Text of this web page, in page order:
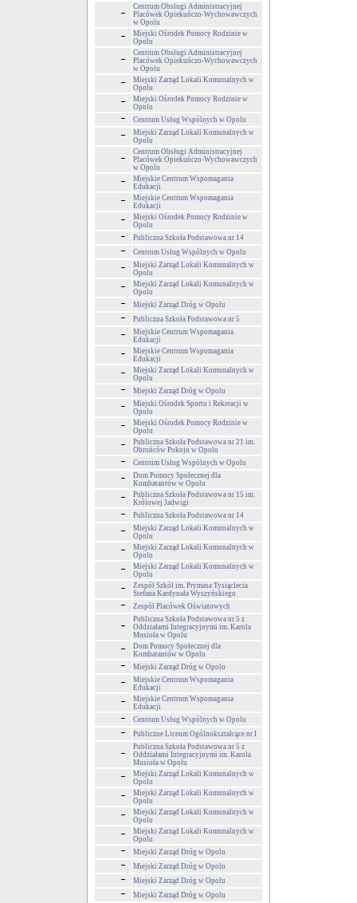
Centrum Obsługi Administracyjnej
Placówek Opiekuńczo-Wychowawczych
w Opolu
Miejski Ośrodek Pomocy Rodzinie w
Opolu
Centrum Obsługi Administracyjnej
Placówek Opiekuńczo-Wychowawczych
w Opolu
Miejski Zarząd Lokali Komunalnych w
Opolu
Miejski Ośrodek Pomocy Rodzinie w
Opolu
Centrum Usług Wspólnych w Opolu
Miejski Zarząd Lokali Komunalnych w
Opolu
Centrum Obsługi Administracyjnej
Placówek Opiekuńczo-Wychowawczych
w Opolu
Miejskie Centrum Wspomagania
Edukacji
Miejskie Centrum Wspomagania
Edukacji
Miejski Ośrodek Pomocy Rodzinie w
Opolu
Publiczna Szkoła Podstawowa nr 14
Centrum Usług Wspólnych w Opolu
Miejski Zarząd Lokali Komunalnych w
Opolu
Miejski Zarząd Lokali Komunalnych w
Opolu
Miejski Zarząd Dróg w Opolu
Publiczna Szkoła Podstawowa nr 5
Miejskie Centrum Wspomagania
Edukacji
Miejskie Centrum Wspomagania
Edukacji
Miejski Zarząd Lokali Komunalnych w
Opolu
Miejski Zarząd Dróg w Opolu
Miejski Ośrodek Sportu i Rekreacji w
Opolu
Miejski Ośrodek Pomocy Rodzinie w
Opolu
Publiczna Szkoła Podstawowa nr 21 im.
Obrońców Pokoju w Opolu
Centrum Usług Wspólnych w Opolu
Dom Pomocy Społecznej dla
Kombatantów w Opolu
Publiczna Szkoła Podstawowa nr 15 im.
Królowej Jadwigi
Publiczna Szkoła Podstawowa nr 14
Miejski Zarząd Lokali Komunalnych w
Opolu
Miejski Zarząd Lokali Komunalnych w
Opolu
Miejski Zarząd Lokali Komunalnych w
Opolu
Zespół Szkół im. Prymasa Tysiąclecia
Stefana Kardynała Wyszyńskiego
Zespół Placówek Oświatowych
Publiczna Szkoła Podstawowa nr 5 z
Oddziałami Integracyjnymi im. Karola
Musioła w Opolu
Dom Pomocy Społecznej dla
Kombatantów w Opolu
Miejski Zarząd Dróg w Opolu
Miejskie Centrum Wspomagania
Edukacji
Miejskie Centrum Wspomagania
Edukacji
Centrum Usług Wspólnych w Opolu
Publiczne Liceum Ogólnokształcące nr I
Publiczna Szkoła Podstawowa nr 5 z
Oddziałami Integracyjnymi im. Karola
Musioła w Opolu
Miejski Zarząd Lokali Komunalnych w
Opolu
Miejski Zarząd Lokali Komunalnych w
Opolu
Miejski Zarząd Lokali Komunalnych w
Opolu
Miejski Zarząd Lokali Komunalnych w
Opolu
Miejski Zarząd Dróg w Opolu
Miejski Zarząd Dróg w Opolu
Miejski Zarząd Dróg w Opolu
Miejski Zarząd Dróg w Opolu